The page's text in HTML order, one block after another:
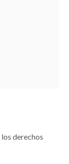
derechos